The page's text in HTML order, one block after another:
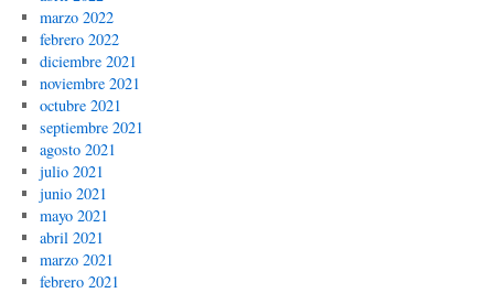
marzo 2022
febrero 2022
diciembre 2021
noviembre 2021
octubre 2021
septiembre 2021
agosto 2021
julio 2021
junio 2021
mayo 2021
abril 2021
marzo 2021
febrero 2021